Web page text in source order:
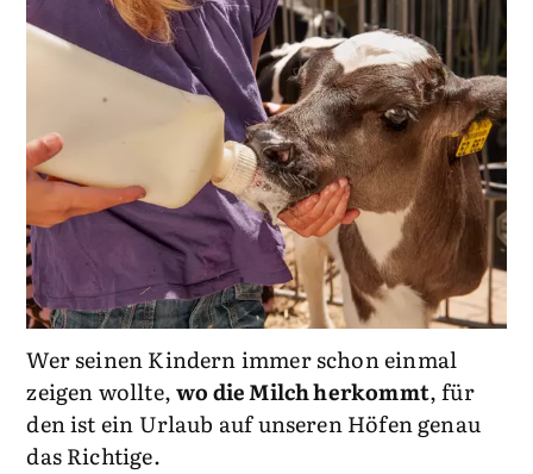
Wer seinen Kindern immer schon einmal
zeigen wollte,wo die Milch herkommt, für
den ist ein Urlaub auf unseren Höfen genau
das Richtige.